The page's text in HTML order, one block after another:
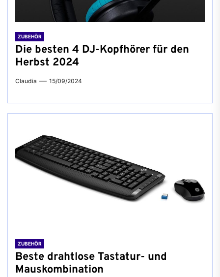
ZUBEHÖR
Die besten 4 DJ-Kopfhörer für den
Herbst 2024
Claudia 15/09/2024
ZUBEHÖR
Beste drahtlose Tastatur- und
Mauskombination